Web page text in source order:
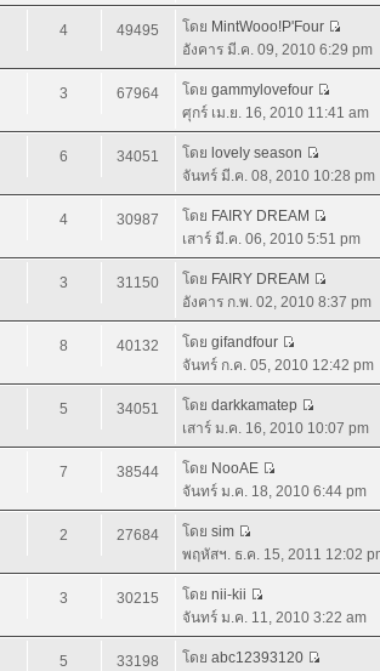
4 49495 โดย MintWooo!P'Four
อังคาร มี.ค. 09, 2010 6:29 pm
3 67964 โดย gammylovefour
ศุกร์ เม.ย. 16, 2010 11:41 am
6 34051 โดย lovely season
จันทร์ มี.ค. 08, 2010 10:28 pm
4 30987 โดย FAIRY DREAM
เสาร์ มี.ค. 06, 2010 5:51 pm
3 31150 โดย FAIRY DREAM
อังคาร ก.พ. 02, 2010 8:37 pm
8 40132 โดย gifandfour
จันทร์ ก.ค. 05, 2010 12:42 pm
5 34051 โดย darkkamatep
เสาร์ ม.ค. 16, 2010 10:07 pm
7 38544 โดย NooAE
จันทร์ ม.ค. 18, 2010 6:44 pm
2 27684 โดย sim
พฤหัสฯ. ธ.ค. 15, 2011 12:02
3 30215 โดย nii-kii
จันทร์ ม.ค. 11, 2010 3:22 am
5 33198 โดย abc12393120